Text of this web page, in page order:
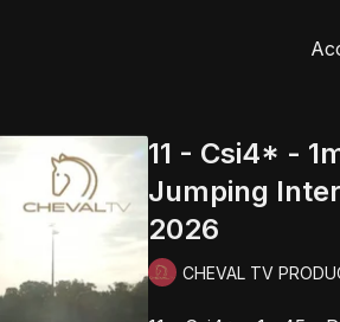
11 - Csi4* -
Jumping
2026
CHEVAL TV